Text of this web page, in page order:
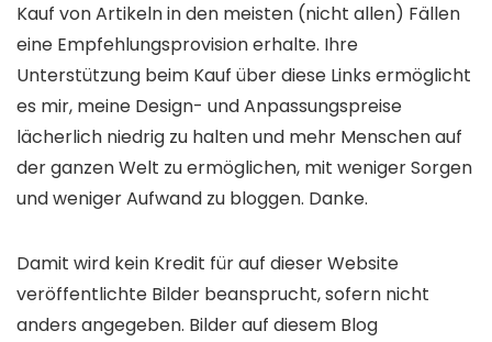
Kauf von Artikeln in den meisten (nicht allen) Fällen
eine Empfehlungsprovision erhalte. Ihre
Unterstützung beim Kauf über diese Links ermöglicht
es mir, meine Design- und Anpassungspreise
lächerlich niedrig zu halten und mehr Menschen auf
der ganzen Welt zu ermöglichen, mit weniger Sorgen
und weniger Aufwand zu bloggen. Danke.
Damit wird kein Kredit für auf dieser Website
veröffentlichte Bilder beansprucht, sofern nicht
anders angegeben. Bilder auf diesem Blog